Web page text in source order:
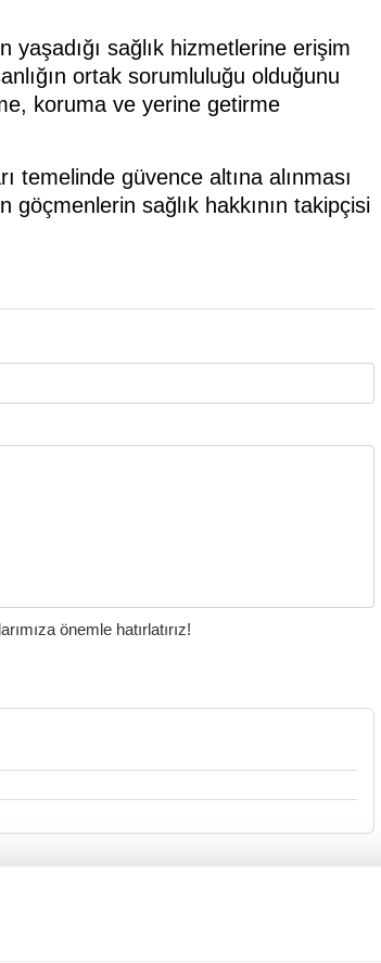
yaşadığı sağlık hizmetlerine erişim
ortak sorumluluğu olduğunu
koruma ve yerine getirme
temelinde güvence altına alınması
sağlık hakkının takipçisi
önemle hatırlatırız!